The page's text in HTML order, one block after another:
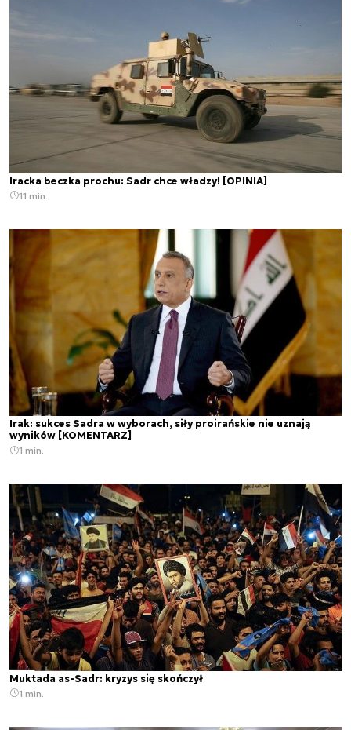
Iracka beczka prochu: Sadr chce władzy! [OPINIA]
11 min.
Irak: sukces Sadra w wyborach, siły proirańskie nie uznają
wyników [KOMENTARZ]
1 min.
Muktada as-Sadr: kryzys się skończył
1 min.